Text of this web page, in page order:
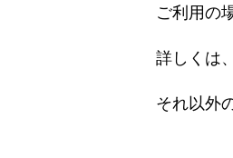
ご利用の
詳しくは
それ以外